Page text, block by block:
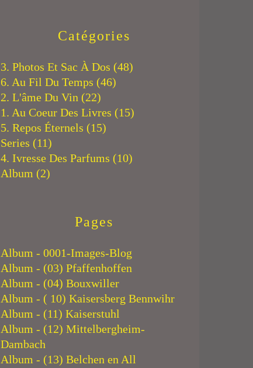
Catégories
3. Photos Et Sac À Dos (48)
6. Au Fil Du Temps (46)
2. L'âme Du Vin (22)
1. Au Coeur Des Livres (15)
5. Repos Éternels (15)
Series (11)
4. Ivresse Des Parfums (10)
Album (2)
Pages
Album - 0001-Images-Blog
Album - (03) Pfaffenhoffen
Album - (04) Bouxwiller
Album - ( 10) Kaisersberg Bennwihr
Album - (11) Kaiserstuhl
Album - (12) Mittelbergheim-
Dambach
Album - (13) Belchen en All